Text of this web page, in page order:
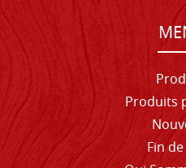
Produits
Fin